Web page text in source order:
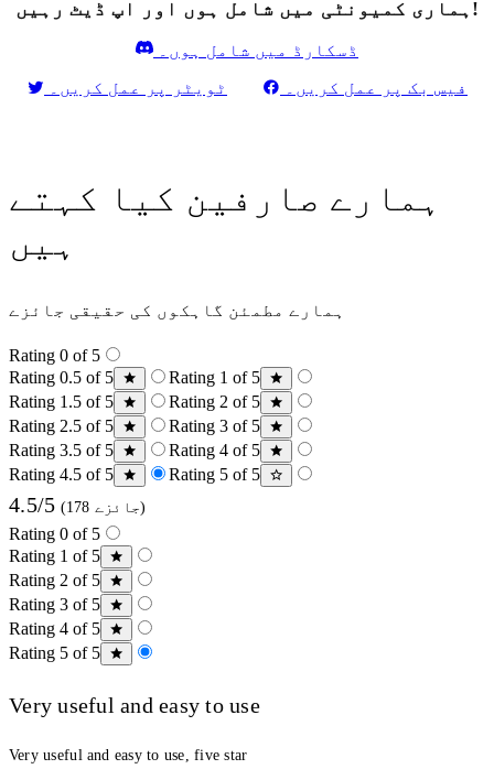
ہماری کمیونٹی میں شامل ہوں اور اپ ڈیٹ رہیں!
ڈسکارڈ میں شامل ہوں۔
ٹویٹر پر عمل کریں۔
فیس بک پر عمل کریں۔
ہمارے صارفین کیا کہتے
ہیں
ہمارے مطمئن گاہکوں کی حقیقی جائزے
Rating 0 of 5
Rating 0.5 of 5
Rating 1 of 5
Rating 1.5 of 5
Rating 2 of 5
Rating 2.5 of 5
Rating 3 of 5
Rating 3.5 of 5
Rating 4 of 5
Rating 4.5 of 5
Rating 5 of 5
4.5/5 (178 جائزے)
Rating 0 of 5
Rating 1 of 5
Rating 2 of 5
Rating 3 of 5
Rating 4 of 5
Rating 5 of 5
Very useful and easy to use
Very useful and easy to use, five star